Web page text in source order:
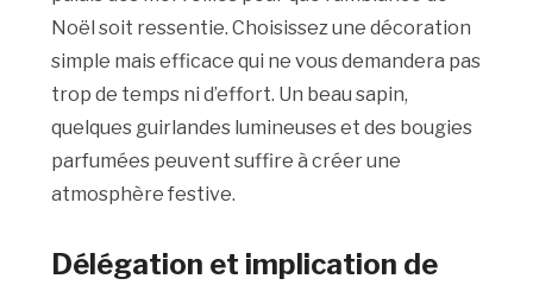
Noël soit ressentie. Choisissez une décoration
simple mais efficace qui ne vous demandera pas
trop de temps ni d’effort. Un beau sapin,
quelques guirlandes lumineuses et des bougies
parfumées peuvent suffire à créer une
atmosphère festive.
Délégation et implication de